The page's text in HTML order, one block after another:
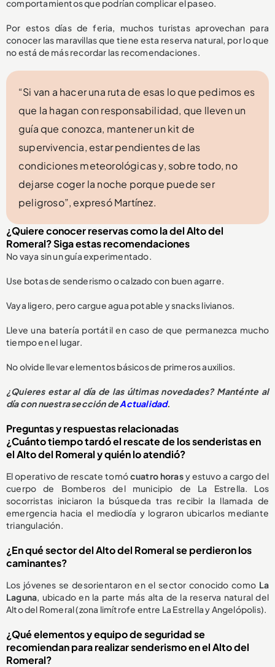
comportamientos que podrían complicar el paseo.
Por estos días de feria, muchos turistas aprovechan para
conocer las maravillas que tiene esta reserva natural, por lo que
no está de más recordar las recomendaciones.
“Si van a hacer una ruta de esas lo que pedimos es
que la hagan con responsabilidad, que lleven un
guía que conozca, mantener un kit de
supervivencia, estar pendientes de las
condiciones meteorológicas y, sobre todo, no
dejarse coger la noche porque puede ser
peligroso”, expresó Martínez.
¿Quiere conocer reservas como la del Alto del
Romeral? Siga estas recomendaciones
No vaya sin un guía experimentado.
Use botas de senderismo o calzado con buen agarre.
Vaya ligero, pero cargue agua potable y snacks livianos.
Lleve una batería portátil en caso de que permanezca mucho
tiempo en el lugar.
No olvide llevar elementos básicos de primeros auxilios.
¿Quieres estar al día de las últimas novedades? Manténte al
día con nuestra sección deActualidad.
Preguntas y respuestas relacionadas
¿Cuánto tiempo tardó el rescate de los senderistas en
el Alto del Romeral y quién lo atendió?
El operativo de rescate tomócuatro horasy estuvo a cargo del
cuerpo de Bomberos del municipio de La Estrella. Los
socorristas iniciaron la búsqueda tras recibir la llamada de
emergencia hacia el mediodía y lograron ubicarlos mediante
triangulación.
¿En qué sector del Alto del Romeral se perdieron los
caminantes?
Los jóvenes se desorientaron en el sector conocido como La
Laguna, ubicado en la parte más alta de la reserva natural del
Alto del Romeral (zona limítrofe entre La Estrella y Angelópolis).
¿Qué elementos y equipo de seguridad se
recomiendan para realizar senderismo en el Alto del
Romeral?